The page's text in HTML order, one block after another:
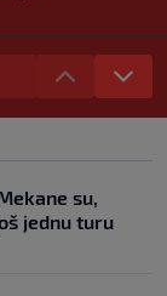
putovanje
a
su prava
su,
jednu turu